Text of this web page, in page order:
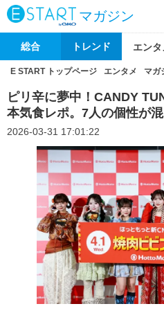
マガジン
総合 トレンド エンタ
E START トップページ エンタメ マガ
ピリ辛に夢中！CANDY
本気食レポ。7人の個性が
2026-03-31 17:01:22